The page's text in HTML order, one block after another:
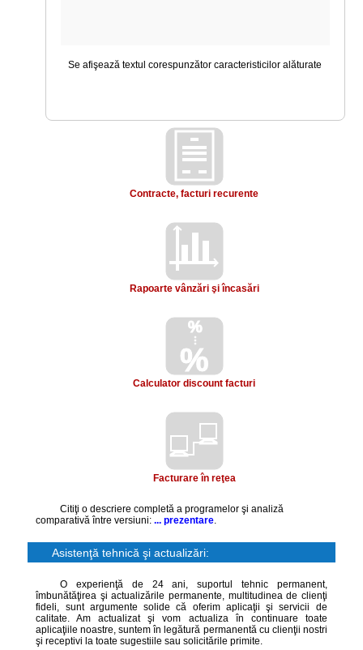
Se afişează textul corespunzător caracteristicilor alăturate
Contracte, facturi recurente
Rapoarte vânzări şi încasări
%
%
Calculator discount facturi
Facturare în reţea
Citiţi o descriere completă a programelor şi analiză
comparativă între versiuni:... prezentare
Asistenţă tehnică şi actualizări:
O experienţă de 24 ani, suportul tehnic permanent,
îmbunătăţirea şi actualizările permanente, multitudinea de clienţi
fideli, sunt argumente solide că oferim aplicaţii şi servicii de
calitate. Am actualizat şi vom actualiza în continuare toate
aplicaţiile noastre, suntem în legătură permanentă cu clienţii nostri
şi receptivi la toate sugestiile sau solicitările primite.